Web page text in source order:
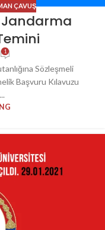
ÇAVUŞ
Jandarma
1
Sözleşmeli
Başvuru Kılavuzu